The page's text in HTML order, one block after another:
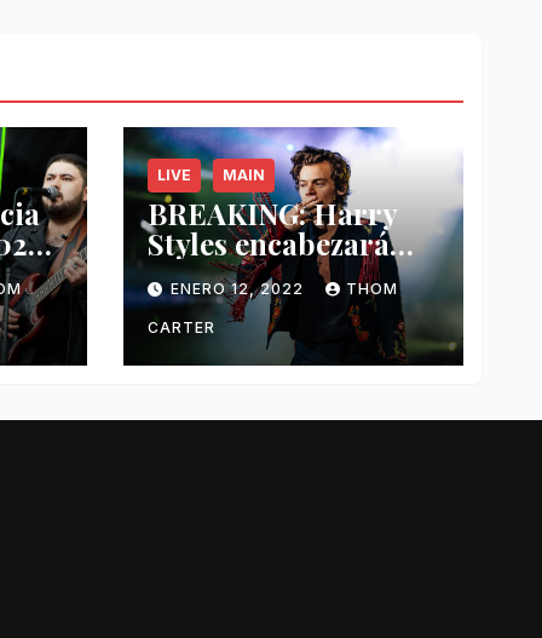
LIVE MAIN
BREAKING: Harry
Styles encabezará
Coachella 2022 junto
a Kanye West y Billie
Eilish.
ENERO 12, 2022 THOM
CARTER